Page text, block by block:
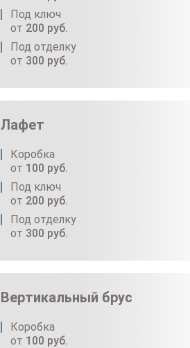
Под ключ
от 200 руб.
Под отделку
от 300 руб.
Лафет
Коробка
от 100 руб.
Под ключ
от 200 руб.
Под отделку
от 300 руб.
Вертикальный брус
Коробка
от 100 руб.